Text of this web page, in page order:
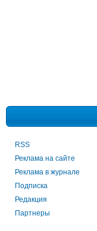
RSS
Реклама на сайте
Реклама в журнале
Подписка
Редакция
Партнеры